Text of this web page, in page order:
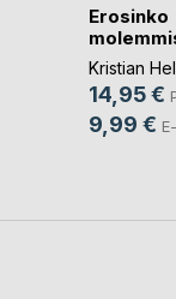
Erosinko
Kristian
14,95 €
9,99 €